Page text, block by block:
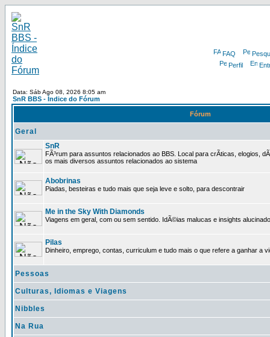
FAQ
Perfil
Data: Sáb Ago 08, 2026 8:05 am
SnR BBS - Índice do Fórum
Fórum
Geral
SnR
FÃ³rum para assuntos relacionados ao BBS. Local para crÃ­ticas, elogios,
os mais diversos assuntos relacionados ao sistema
Abobrinas
Piadas, besteiras e tudo mais que seja leve e solto, para descontrair
Me in the Sky With Diamonds
Viagens em geral, com ou sem sentido. IdÃ©ias malucas e insights
Pilas
Dinheiro, emprego, contas, curriculum e tudo mais o que refere a ganhar a
Pessoas
Culturas, Idiomas e Viagens
Nibbles
Na Rua